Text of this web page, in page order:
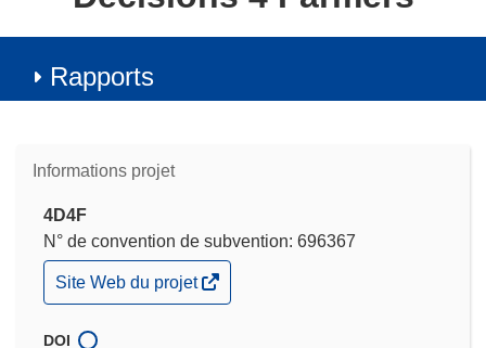
Rapports
Informations projet
4D4F
N° de convention de subvention: 696367
(s’ouvre
dans
nouvelle
Site Web du projet
DOI